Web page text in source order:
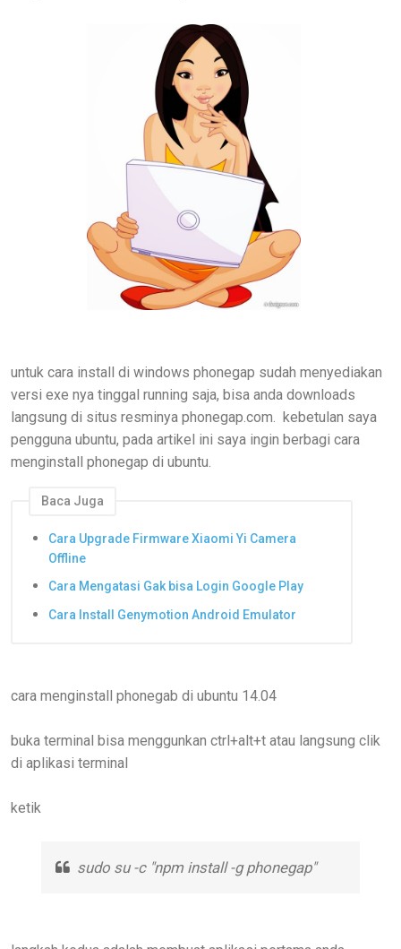
untuk cara install di windows phonegap sudah menyediakan
versi exe nya tinggal running saja, bisa anda downloads
langsung di situs resminya phonegap.com. kebetulan saya
pengguna ubuntu, pada artikel ini saya ingin berbagi cara
menginstall phonegap di ubuntu.
Baca Juga
Cara Upgrade Firmware Xiaomi Yi Camera
Offline
Cara Mengatasi Gak bisa Login Google Play
Cara Install Genymotion Android Emulator
cara menginstall phonegab di ubuntu 14.04
buka terminal bisa menggunkan ctrl+alt+t atau langsung clik
di aplikasi terminal
ketik
sudo su -c "npm install -g phonegap"